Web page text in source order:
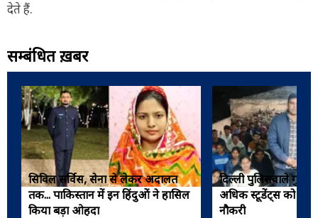
देते हैं.
सम्बंधित ख़बरें
सिविल सर्विस, सेना से लेकर अदालत
तक... पाकिस्तान में इन हिंदुओं ने हासिल
किया बड़ा ओहदा
दिल्ली पुलिसवाले
अधिक स्टूडेंट्स को
नौकरी